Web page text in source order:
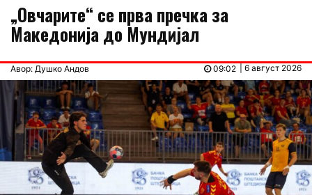
„Овчарите“ се прва пречка за
Македонија до Мундијал
Авор: Душко Андов | 6 август 2026
09:02